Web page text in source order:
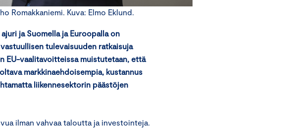
Romakkaniemi. Kuva: Elmo Eklund.
ja Suomella ja Euroopalla on
tulevaisuuden ratkaisuja
EU-vaalitavoitteissa muistutetaan, että
markkinaehdoisempia, kustannus
liikennesektorin päästöjen
ilman vahvaa taloutta ja investointeja.